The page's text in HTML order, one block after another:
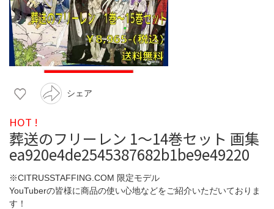
シェア
HOT !
葬送のフリーレン 1〜14巻セット 画集
ea920e4de2545387682b1be9e49220
※CITRUSSTAFFING.COM 限定モデル
YouTuberの皆様に商品の使い心地などをご紹介いただいておりま
す！